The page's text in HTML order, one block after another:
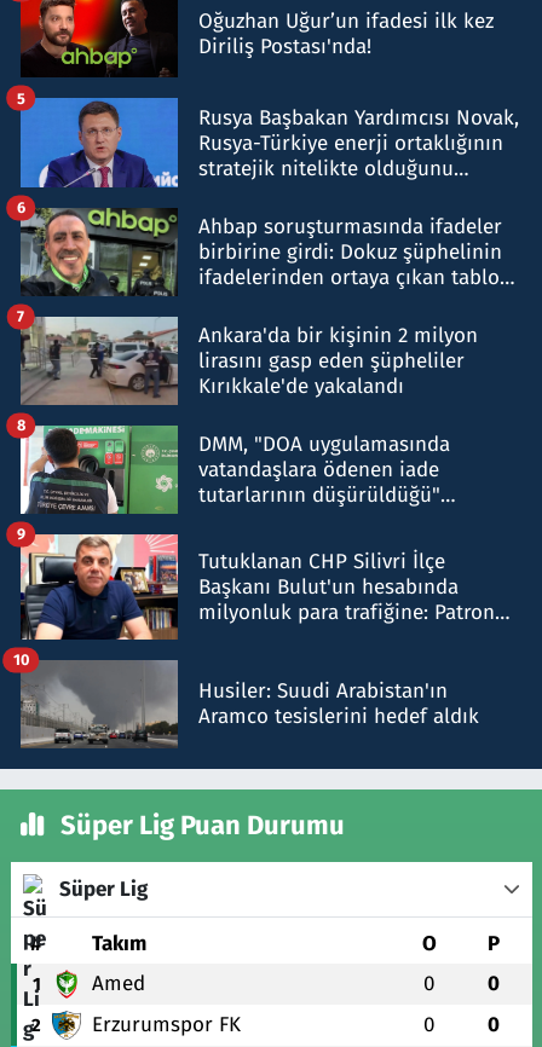
Oğuzhan Uğur’un ifadesi ilk kez
Diriliş Postası'nda!
Rusya Başbakan Yardımcısı Novak,
Rusya-Türkiye enerji ortaklığının
stratejik nitelikte olduğunu
5
Ahbap soruşturmasında ifadeler
birbirine girdi: Dokuz şüphelinin
ifadelerinden ortaya çıkan tablo
6
Ankara'da bir kişinin 2 milyon
lirasını gasp eden şüpheliler
Kırıkkale'de yakalandı
7
DMM, "DOA uygulamasında
vatandaşlara ödenen iade
tutarlarının düşürüldüğü"
8
Tutuklanan CHP Silivri İlçe
Başkanı Bulut'un hesabında
milyonluk para trafiğine: Patron
9
Husiler: Suudi Arabistan'ın
Aramco tesislerini hedef aldık
10
Süper Lig Puan Durumu
Süper Lig
# Takım O P
1 Amed 0 0
2 Erzurumspor FK 0 0